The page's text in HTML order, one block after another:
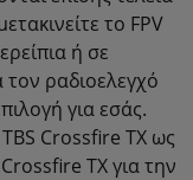
το FPV
ή σε
ραδιοελεγχό
για εσάς.
Crossfire TX ως
TX για την